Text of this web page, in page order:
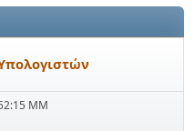
ΜΜ